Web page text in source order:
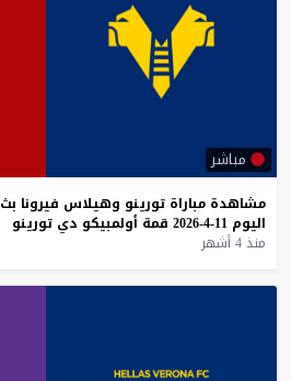
مباشر
مشاهدة مباراة تورينو وهيلاس فيرونا بث
اليوم 11-4-2026 قمة أولمبيكو دي تورينو
منذ 4 أشهر